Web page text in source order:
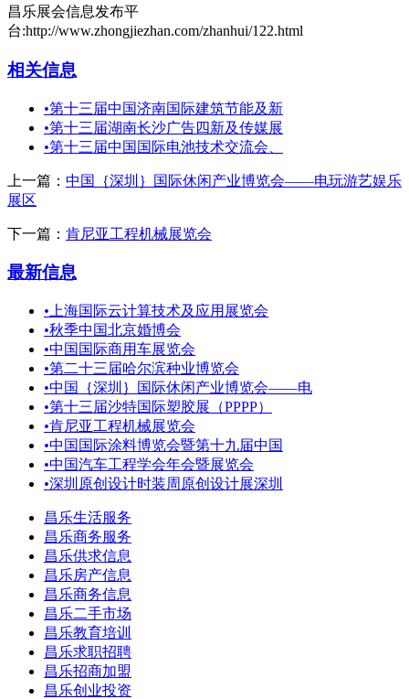
昌乐展会信息发布平
台:http://www.zhongjiezhan.com/zhanhui/122.html
相关信息
•第十三届中国济南国际建筑节能及新
•第十三届湖南长沙广告四新及传媒展
•第十三届中国国际电池技术交流会、
上一篇： 中国｛深圳｝国际休闲产业博览会——电玩游艺娱乐
展区
下一篇： 肯尼亚工程机械展览会
最新信息
• 上海国际云计算技术及应用展览会
•秋季中国北京婚博会
•中国国际商用车展览会
•第二十三届哈尔滨种业博览会
•中国｛深圳｝国际休闲产业博览会——电
•第十三届沙特国际塑胶展（PPPP）
•肯尼亚工程机械展览会
•中国国际涂料博览会暨第十九届中国
•中国汽车工程学会年会暨展览会
•深圳原创设计时装周原创设计展深圳
昌乐生活服务
昌乐商务服务
昌乐供求信息
昌乐房产信息
昌乐商务信息
昌乐二手市场
昌乐教育培训
昌乐求职招聘
昌乐招商加盟
昌乐创业投资